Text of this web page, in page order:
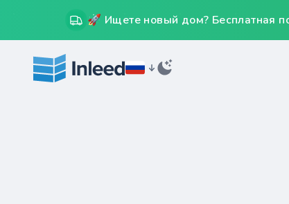
🚀 Ищете новый дом? Бесплатная